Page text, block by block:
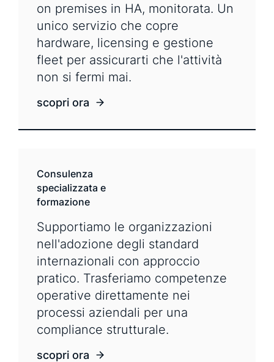
on premises in HA, monitorata. Un
unico servizio che copre
hardware, licensing e gestione
fleet per assicurarti che l'attività
non si fermi mai.
scopri ora
Consulenza
specializzata e
formazione
Supportiamo le organizzazioni
nell'adozione degli standard
internazionali con approccio
pratico. Trasferiamo competenze
operative direttamente nei
processi aziendali per una
compliance strutturale.
scopri ora